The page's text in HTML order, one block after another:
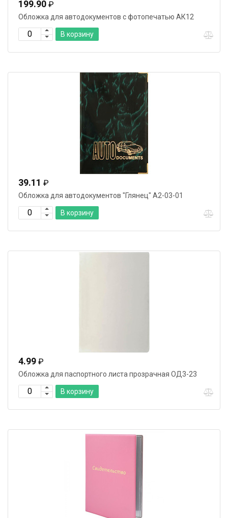
199.90 ₽
Обложка для автодокументов с фотопечатью АК12
В корзину
39.11 ₽
Обложка для автодокументов "Глянец" А2-03-01
В корзину
4.99 ₽
Обложка для паспортного листа прозрачная ОД3-23
В корзину